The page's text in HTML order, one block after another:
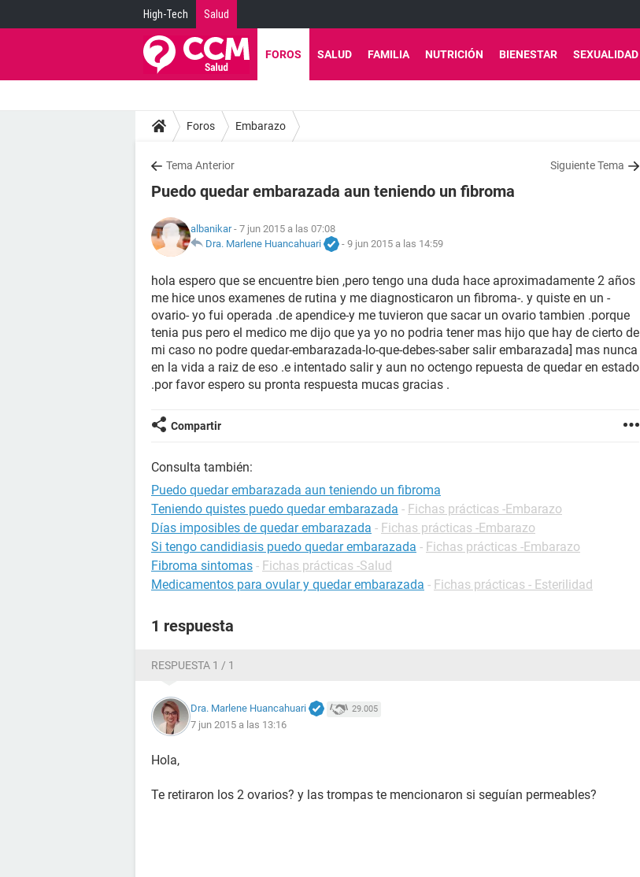
High-Tech Salud
FOROS SALUD FAMILIA NUTRICIÓN BIENESTAR SEXUALIDAD
Foros Embarazo
Tema Anterior Siguiente Tema
Puedo quedar embarazada aun teniendo un fibroma
albanikar- 7 jun 2015 a las 07:08
Dra. Marlene Huancahuari
- 9 jun 2015 a las 14:59
hola espero que se encuentre bien ,pero tengo una duda hace aproximadamente 2 años
me hice unos examenes de rutina y me diagnosticaron un fibroma-. y quiste en un -
ovario- yo fui operada .de apendice-y me tuvieron que sacar un ovario tambien .porque
tenia pus pero el medico me dijo que ya yo no podria tener mas hijo que hay de cierto de
mi caso no podre quedar-embarazada-lo-que-debes-saber salir embarazada] mas nunca
en la vida a raiz de eso .e intentado salir y aun no octengo repuesta de quedar en estado
.por favor espero su pronta respuesta mucas gracias .
Compartir
Consulta también:
Puedo quedar embarazada aun teniendo un fibroma
Teniendo quistes puedo quedar embarazada - Fichas prácticas -Embarazo
Días imposibles de quedar embarazada - Fichas prácticas -Embarazo
Si tengo candidiasis puedo quedar embarazada - Fichas prácticas -Embarazo
Fibroma sintomas - Fichas prácticas -Salud
Medicamentos para ovular y quedar embarazada - Fichas prácticas - Esterilidad
1 respuesta
RESPUESTA 1 / 1
Dra. Marlene Huancahuari 29.005
7 jun 2015 a las 13:16
Hola,
Te retiraron los 2 ovarios? y las trompas te mencionaron si seguían permeables?